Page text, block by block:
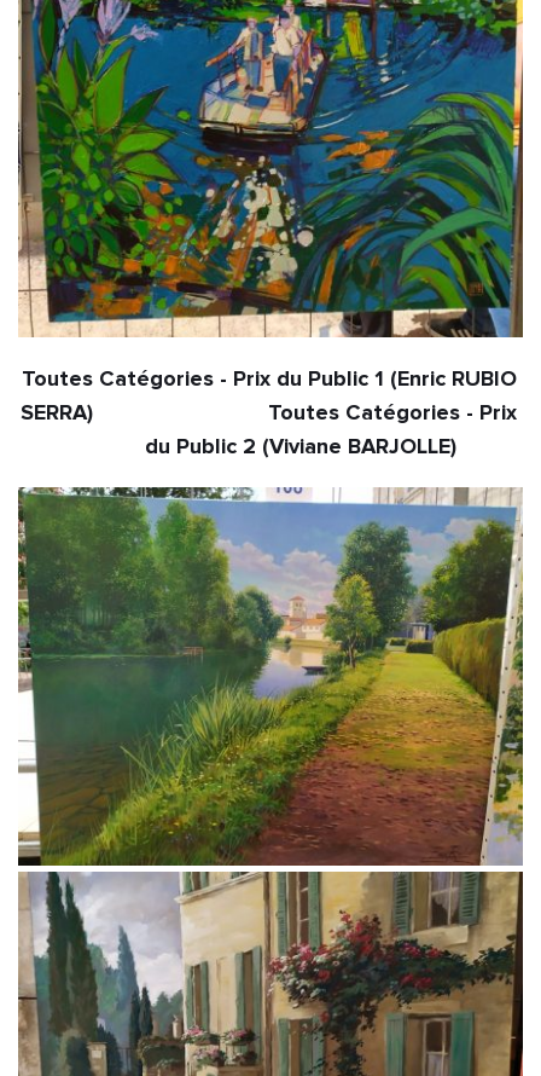
Toutes Catégories - Prix du Public 1 (Enric RUBIO
SERRA)                             Toutes Catégories - Prix
du Public 2 (Viviane BARJOLLE)